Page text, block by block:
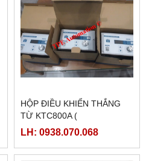
HỘP ĐIỀU KHIỂN THẮNG
TỪ KTC800A (
24VDC/4AMPE)
LH: 0938.070.068